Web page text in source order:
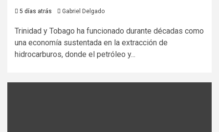
5 días atrás Gabriel Delgado
Trinidad y Tobago ha funcionado durante décadas como
una economía sustentada en la extracción de
hidrocarburos, donde el petróleo y...